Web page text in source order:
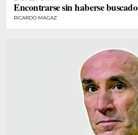
Encontrarse sin haberse buscado
RICARDO MAGAZ